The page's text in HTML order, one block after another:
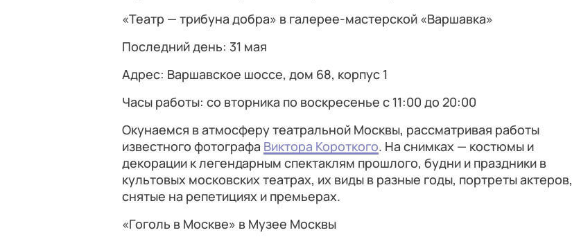
«Театр — трибуна добра» в галерее-мастерской «Варшавка»
Последний день: 31 мая
Адрес: Варшавское шоссе, дом 68, корпус 1
Часы работы: со вторника по воскресенье с 11:00 до 20:00
Окунаемся в атмосферу театральной Москвы, рассматривая работы
известного фотографа Виктора Короткого. На снимках — костюмы и
декорации к легендарным спектаклям прошлого, будни и праздники в
культовых московских театрах, их виды в разные годы, портреты актеров,
снятые на репетициях и премьерах.
«Гоголь в Москве» в Музее Москвы